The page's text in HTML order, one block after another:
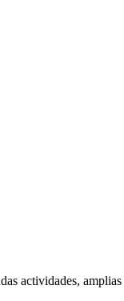
actividades,